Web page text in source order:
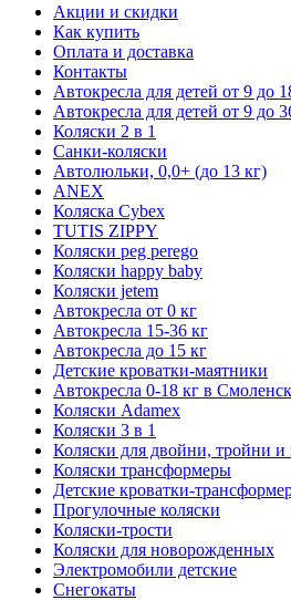
Акции и скидки
Как купить
Оплата и доставка
Контакты
Автокресла для детей от 9 до
Автокресла для детей от 9 до
Коляски 2 в 1
Санки-коляски
Автолюльки, 0,0+ (до 13 кг)
ANEX
Коляска Cybex
TUTIS ZIPPY
Коляски peg perego
Коляски happy baby
Коляски jetem
Автокресла от 0 кг
Автокресла 15-36 кг
Автокресла до 15 кг
Детские кроватки-маятники
Автокресла 0-18 кг в
Коляски Adamex
Коляски 3 в 1
Коляски для двойни, тройни и
Коляски трансформеры
Детские кроватки-
Прогулочные коляски
Коляски-трости
Коляски для новорожденных
Электромобили детские
Снегокаты